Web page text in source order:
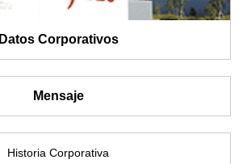
Datos Corporativos
Mensaje
Historia Corporativa